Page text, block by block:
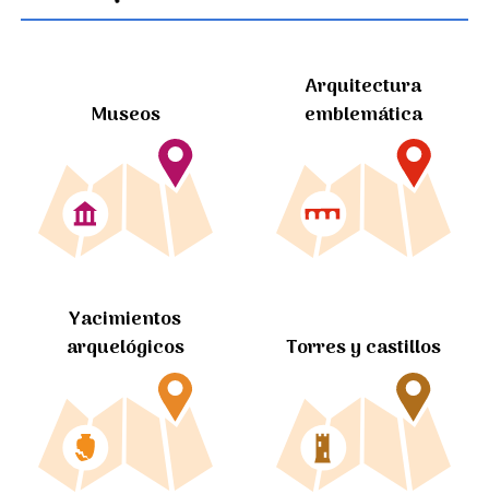
Museos
Arquitectura
emblemática
Yacimientos
arquelógicos
Torres y castillos